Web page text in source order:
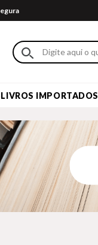
LIVROS IMPORTADOS